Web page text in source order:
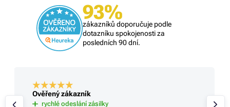
93%
zákazníků doporučuje podle
dotazníku spokojenosti za
posledních 90 dní.
Ověřený zákazník
rychlé odeslání zásilky